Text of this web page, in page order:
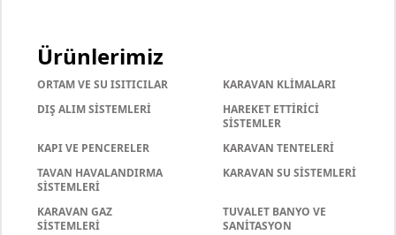
Ürünlerimiz
ORTAM VE SU ISITICILAR
KARAVAN KLİMALARI
DIŞ ALIM SİSTEMLERİ
HAREKET ETTİRİCİ
SİSTEMLER
KAPI VE PENCERELER
KARAVAN TENTELERİ
TAVAN HAVALANDIRMA
SİSTEMLERİ
KARAVAN SU SİSTEMLERİ
KARAVAN GAZ
SİSTEMLERİ
TUVALET BANYO VE
SANİTASYON